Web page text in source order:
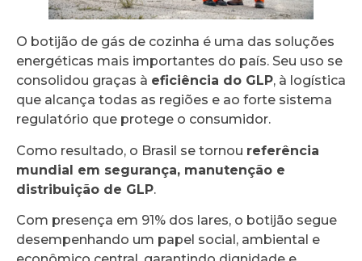
O botijão de gás de cozinha é uma das soluções
energéticas mais importantes do país. Seu uso se
consolidou graças à eficiência do GLP, à logística
que alcança todas as regiões e ao forte sistema
regulatório que protege o consumidor.
Como resultado, o Brasil se tornou referência
mundial em segurança, manutenção e
distribuição de GLP.
Com presença em 91% dos lares, o botijão segue
desempenhando um papel social, ambiental e